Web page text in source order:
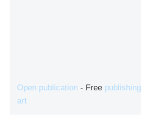
Open publication - Free publishing
art